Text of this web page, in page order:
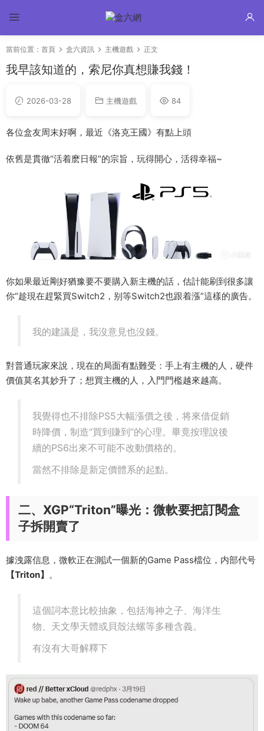
當前位置： 首頁 盒六資訊 主機遊戲 正文
我早該知道的，索尼你真想賺我錢！
2026-03-28 主機遊戲 84
各位盒友周末好啊，最近《洛克王國》有點上頭
依舊是貫徹“活着麽日報”的宗旨，玩得開心，活得幸福~
你如果最近剛好猶豫要不要購入新主機的話，估計能刷到很多讓
你“趁現在趕緊買Switch2，别等Switch2也跟着漲”這樣的廣告。
我的建議是，我沒意見也沒錢。
對普通玩家來說，現在的局面有點難受：手上有主機的人，硬件
價值莫名其妙升了；想買主機的人，入門門檻越來越高。
我覺得也不排除PS5大幅漲價之後，将來借促銷
時降價，制造“買到賺到”的心理。畢竟按理說後
續的PS6出來不可能不改動價格的。
當然不排除是新定價體系的起點。
二、XGP“Triton”曝光：微軟要把訂閱盒
子拆開賣了
據洩露信息，微軟正在測試一個新的Game Pass檔位，内部代号
【Triton】 。
這個詞本意比較抽象，包括海神之子、海洋生
物、天文學天體或貝殼法螺等多種含義。
有沒有大哥解釋下